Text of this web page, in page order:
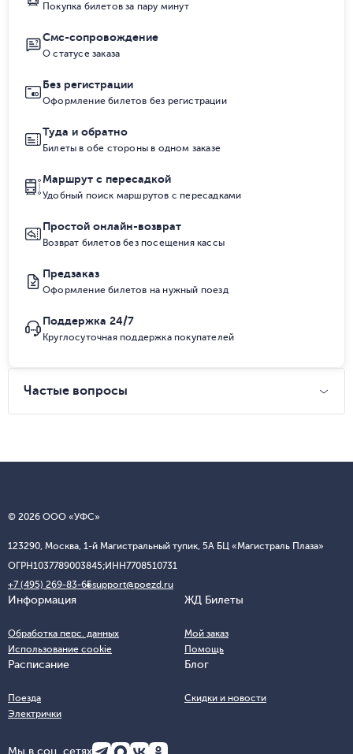
Покупка билетов за пару минут
Смс-сопровождение
О статусе заказа
Без регистрации
Оформление билетов без регистрации
Туда и обратно
Билеты в обе стороны в одном заказе
Маршрут с пересадкой
Удобный поиск маршрутов с пересадками
Простой онлайн-возврат
Возврат билетов без посещения кассы
Предзаказ
Оформление билетов на нужный поезд
Поддержка 24/7
Круглосуточная поддержка покупателей
Частые вопросы
© 2026 ООО «УФС»
123290, Москва, 1-й Магистральный тупик, 5А БЦ «Магистраль Плаза»
ОГРН1037789003845;ИНН7708510731
+7 (495) 269-83-65support@poezd.ru
Информация
Обработка перс. данных
Использование cookie
ЖД Билеты
Мой заказ
Помощь
Расписание
Поезда
Электрички
Блог
Скидки и новости
Мы в соц. сетях